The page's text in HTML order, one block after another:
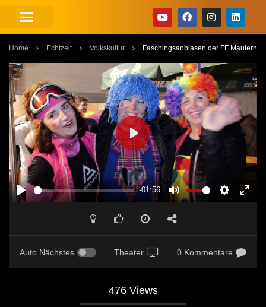
Home Echtzeit Volkskultur Faschingsanblasen der FF Mautern
PLAY
-01:56
MUTE SETTINGS
PLAY
Auto Nächstes Theater 0 Kommentare
476 Views